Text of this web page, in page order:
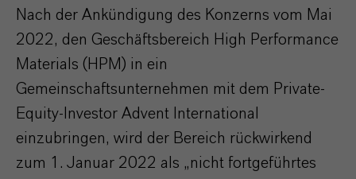
Nach der Ankündigung des Konzerns vom Mai
2022, den Geschäftsbereich High Performance
Materials (HPM) in ein
Gemeinschaftsunternehmen mit dem Private-
Equity-Investor Advent International
einzubringen, wird der Bereich rückwirkend
zum 1. Januar 2022 als „nicht fortgeführtes